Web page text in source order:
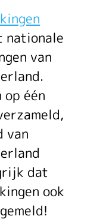
van
één
van
dat
ook